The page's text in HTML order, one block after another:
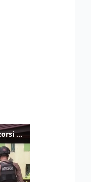
Sparatoria in una scuola in Thailandia, i soccorsi sul posto